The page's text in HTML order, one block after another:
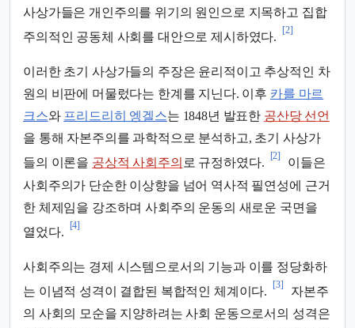
사상가들은 개인주의를 위기의 원인으로 지목하고 집합
주의적인 공동체 사회를 대안으로 제시하였다.
[2]
이러한 초기 사상가들의 주장은 윤리적이고 추상적인 차
원의 비판에 머물렀다는 한계를 지닌다. 이후 카를 마르
크스와 프리드리히 엥겔스는 1848년 발표한 공산당 선언
을 통해 자본주의를 과학적으로 분석하고, 초기 사상가
들의 이론을 공상적 사회주의 로 규정하였다.
[2]
이들은
사회주의가 단순한 이상향을 넘어 역사적 필연성에 근거
한 체제임을 강조하며 사회주의 운동의 새로운 국면을
열었다.
[4]
사회주의는 경제 시스템으로서의 기능과 이를 정당화하
는 이념적 성격이 결합된 복합적인 체계이다.
[3]
자본주
의 사회의 모순을 지양하려는 사회 운동으로서의 성격은